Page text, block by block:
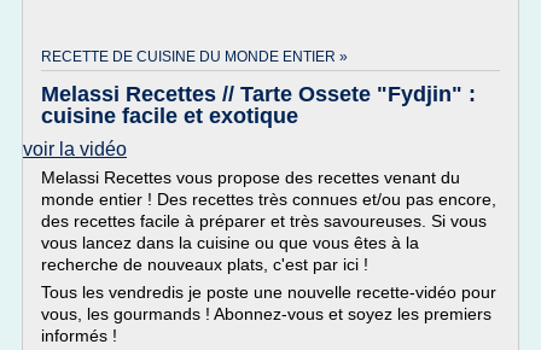
RECETTE DE CUISINE DU MONDE ENTIER »
Melassi Recettes // Tarte Ossete "Fydjin" :
cuisine facile et exotique
voir la vidéo
Melassi Recettes vous propose des recettes venant du
monde entier ! Des recettes très connues et/ou pas encore,
des recettes facile à préparer et très savoureuses. Si vous
vous lancez dans la cuisine ou que vous êtes à la
recherche de nouveaux plats, c'est par ici !
Tous les vendredis je poste une nouvelle recette-vidéo pour
vous, les gourmands ! Abonnez-vous et soyez les premiers
informés !